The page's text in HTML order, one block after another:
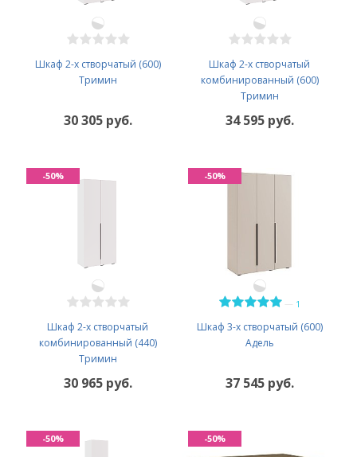
Шкаф 2-х створчатый (600)
Тримин
30 305 руб.
Шкаф 2-х створчатый
комбинированный (600)
Тримин
34 595 руб.
Шкаф 2-х створчатый
комбинированный (440)
Тримин
30 965 руб.
-50%
1
Шкаф 3-х створчатый (600)
Адель
37 545 руб.
-50%
-50% -50%